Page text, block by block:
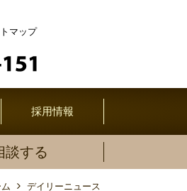
マップ
採用情報
談する
デイリーニュース